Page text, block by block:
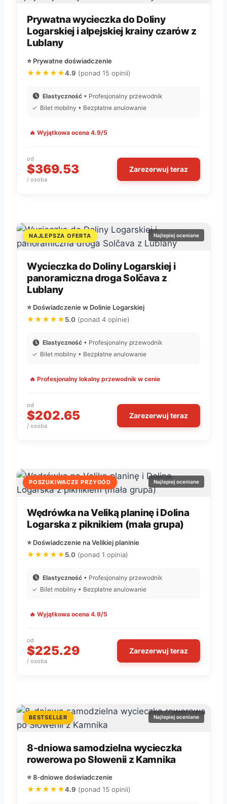
Prywatna wycieczka do Doliny
Logarskiej i alpejskiej krainy czarów z
Lublany
⭐ Prywatne doświadczenie
★★★★★4.9 (ponad 15 opinii)
Elastyczność • Profesjonalny przewodnik
✓ Bilet mobilny • Bezpłatne anulowanie
🔥 Wyjątkowa ocena 4.9/5
od
$369.53
/ osoba
Zarezerwuj teraz
NAJLEPSZA OFERTA Najlepiej oceniane
Wycieczka do Doliny Logarskiej i
panoramiczna droga Solčava z
Lublany
⭐ Doświadczenie w Dolinie Logarskiej
★★★★★5.0 (ponad 4 opinie)
Elastyczność • Profesjonalny przewodnik
✓ Bilet mobilny • Bezpłatne anulowanie
🔥 Profesjonalny lokalny przewodnik w cenie
od
$202.65
/ osoba
Zarezerwuj teraz
POSZUKIWACZE PRZYGÓD Najlepiej oceniane
Wędrówka na Veliką planinę i Dolina
Logarska z piknikiem (mała grupa)
⭐ Doświadczenie na Velikiej planinie
★★★★★5.0 (ponad 1 opinia)
Elastyczność • Profesjonalny przewodnik
✓ Bilet mobilny • Bezpłatne anulowanie
🔥 Wyjątkowa ocena 4.9/5
od
$225.29
/ osoba
Zarezerwuj teraz
BESTSELLER Najlepiej oceniane
8-dniowa samodzielna wycieczka
rowerowa po Słowenii z Kamnika
⭐ 8-dniowe doświadczenie
★★★★★4.9 (ponad 15 opinii)